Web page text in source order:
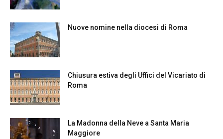
Nuove nomine nella diocesi di Roma
Chiusura estiva degli Uffici del Vicariato di
Roma
La Madonna della Neve a Santa Maria
Maggiore